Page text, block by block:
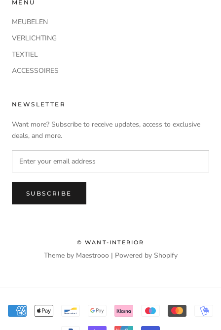
MENU
MEUBELEN
VERLICHTING
TEXTIEL
ACCESSOIRES
NEWSLETTER
Want more? Subscribe to receive updates, access to exclusive
deals, and more.
SUBSCRIBE
© WANT-INTERIOR
Theme by Maestrooo | Powered by Shopify